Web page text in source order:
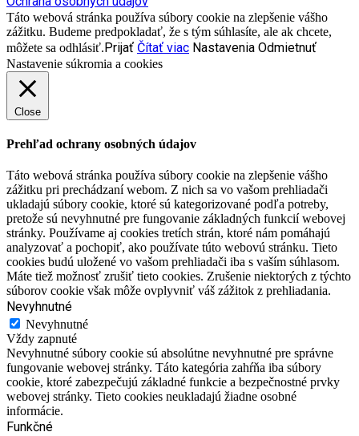
Táto webová stránka používa súbory cookie na zlepšenie vášho
zážitku. Budeme predpokladať, že s tým súhlasíte, ale ak chcete,
môžete sa odhlásiť.Prijať Čítať viac Nastavenia Odmietnuť
Nastavenie súkromia a cookies
Close
Prehľad ochrany osobných údajov
Táto webová stránka používa súbory cookie na zlepšenie vášho
zážitku pri prechádzaní webom. Z nich sa vo vašom prehliadači
ukladajú súbory cookie, ktoré sú kategorizované podľa potreby,
pretože sú nevyhnutné pre fungovanie základných funkcií webovej
stránky. Používame aj cookies tretích strán, ktoré nám pomáhajú
analyzovať a pochopiť, ako používate túto webovú stránku. Tieto
cookies budú uložené vo vašom prehliadači iba s vaším súhlasom.
Máte tiež možnosť zrušiť tieto cookies. Zrušenie niektorých z týchto
súborov cookie však môže ovplyvniť váš zážitok z prehliadania.
Nevyhnutné
Nevyhnutné
Vždy zapnuté
Nevyhnutné súbory cookie sú absolútne nevyhnutné pre správne
fungovanie webovej stránky. Táto kategória zahŕňa iba súbory
cookie, ktoré zabezpečujú základné funkcie a bezpečnostné prvky
webovej stránky. Tieto cookies neukladajú žiadne osobné
informácie.
Funkčné